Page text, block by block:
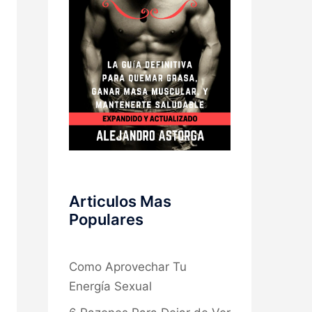
Articulos Mas
Populares
Como Aprovechar Tu
Energía Sexual